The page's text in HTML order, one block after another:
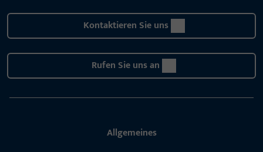
Kontaktieren Sie uns
Rufen Sie uns an
Allgemeines